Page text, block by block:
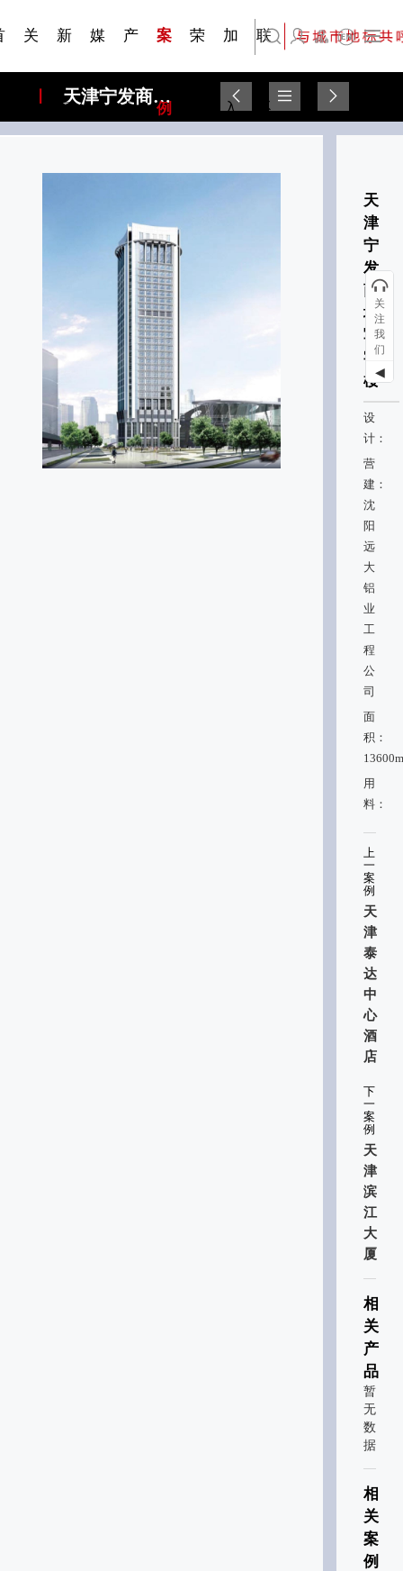
关
新
闻
媒
体
产
品
案
例
荣
加
入
常见问题FAQ
联
系
English
天津宁发商城写字楼
天
津
宁
发
商
城
写
字
楼
设
计：
营
建：
沈
阳
远
大
铝
业
工
程
公
司
面
积：
用
料：
上
一
案
例
天
津
泰
达
中
心
酒
店
下
一
案
例
天
津
滨
江
大
厦
相
关
产
品
暂
无
数
据
相
关
案
例
关
注
我
们
◀